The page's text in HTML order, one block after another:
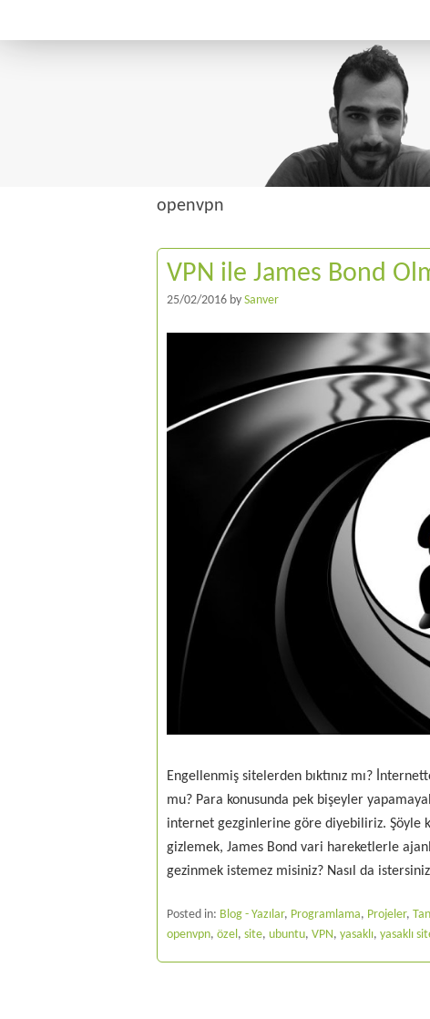
openvpn
VPN ile James Bond
25/02/2016 by Sanver
Engellenmiş sitelerden bıktınız mı?
mu? Para konusunda pek bişeyler
internet gezginlerine göre diyebiliriz. Şöyle
gizlemek, James Bond vari hareketlerle
gezinmek istemez misiniz? Nasıl da
Posted in: Blog - Yazılar, Programlama, Projeler,
openvpn, özel, site, ubuntu, VPN, yasaklı, yasaklı